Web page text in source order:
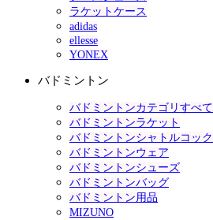
ラケットケース
adidas
ellesse
YONEX
バドミントン
バドミントンカテゴリすべて
バドミントンラケット
バドミントンシャトルコック
バドミントンウェア
バドミントンシューズ
バドミントンバッグ
バドミントン用品
MIZUNO